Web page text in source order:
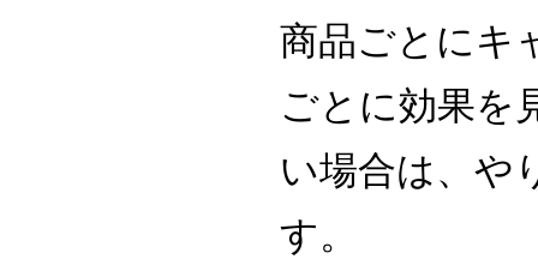
商品ごとにキ
ごとに効果を
い場合は、や
す。